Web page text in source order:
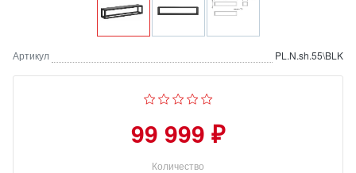
Артикул PL.N.sh.55\BLK
99 999 ₽
Количество